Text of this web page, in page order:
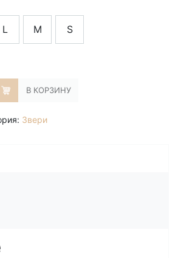
24.90 BYN
74.80 BYN
L M S
В КОРЗИНУ
Звери